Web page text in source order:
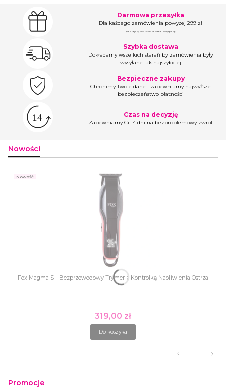
Darmowa przesyłka
Dla każdego zamówienia powyżej 299 zł
(nie dotyczy zamówień na meble i duży sprzęt)
Szybka dostawa
Dokładamy wszelkich starań by zamówienia były
wysyłane jak najszybciej
Bezpieczne zakupy
Chronimy Twoje dane i zapewniamy najwyższe
bezpieczeństwo płatności
Czas na decyzję
Zapewniamy Ci 14 dni na bezproblemowy zwrot
Nowości
Nowość
Fox Magma S - Bezprzewodowy Trymer z Kontrolką Naoliwienia Ostrza
Cena
319,00 zł
Do koszyka
Promocje